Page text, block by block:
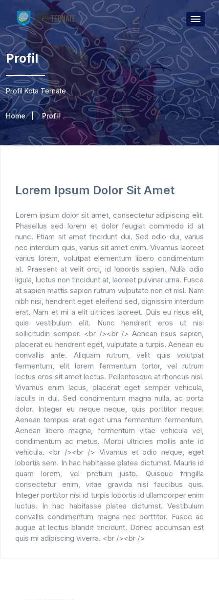
Profil
Profil Kota Ternate
Home Profil
Lorem Ipsum Dolor Sit Amet
Lorem ipsum dolor sit amet, consectetur adipiscing elit.
Phasellus sed lorem et dolor feugiat commodo id at
nunc. Etiam sit amet tincidunt dui. Sed odio dui, varius
nec interdum quis, varius sit amet enim. Vivamus laoreet
varius lorem, volutpat elementum libero condimentum
at. Praesent at velit orci, id lobortis sapien. Nulla odio
ligula, luctus non tincidunt at, laoreet pulvinar urna. Fusce
at sapien mattis sapien rutrum vulputate non et nisl. Nam
nibh nisi, hendrerit eget eleifend sed, dignissim interdum
erat. Nam et mi a elit ultrices laoreet. Duis eu risus elit,
quis vestibulum elit. Nunc hendrerit eros ut nisi
sollicitudin semper. <br /><br /> Aenean risus sapien,
placerat eu hendrerit eget, vulputate a turpis. Aenean eu
convallis ante. Aliquam rutrum, velit quis volutpat
fermentum, elit lorem fermentum tortor, vel rutrum
lectus eros sit amet lectus. Pellentesque at rhoncus nisl.
Vivamus enim lacus, placerat eget semper vehicula,
iaculis in dui. Sed condimentum magna nulla, ac porta
dolor. Integer eu neque neque, quis porttitor neque.
Aenean tempus erat eget urna fermentum fermentum.
Aenean libero magna, fermentum vitae vehicula vel,
condimentum ac metus. Morbi ultricies mollis ante id
vehicula. <br /><br /> Vivamus et odio neque, eget
lobortis sem. In hac habitasse platea dictumst. Mauris id
quam lorem, vel pretium justo. Quisque fringilla
consectetur enim, vitae gravida nisi faucibus quis.
Integer porttitor nisi id turpis lobortis id ullamcorper enim
luctus. In hac habitasse platea dictumst. Vestibulum
convallis condimentum magna nec porttitor. Fusce ac
augue at lectus blandit tincidunt. Donec accumsan est
quis mi adipiscing viverra. <br /><br />